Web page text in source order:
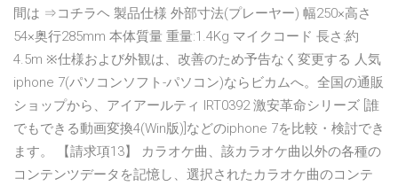
間は ⇒コチラヘ 製品仕様 外部寸法(プレーヤー) 幅250×高さ
54×奥行285mm 本体質量 重量:1.4Kg マイクコード 長さ:約
4.5m ※仕様および外観は、改善のため予告なく変更する 人気
iphone 7(パソコンソフト-パソコン)ならビカムへ。全国の通販
ショップから、アイアールティ IRT0392 激安革命シリーズ [誰
でもできる動画変換4(Win版)]などのiphone 7を比較・検討でき
ます。 【請求項13】 カラオケ曲、該カラオケ曲以外の各種の
コンテンツデータを記憶し、選択されたカラオケ曲のコンテ